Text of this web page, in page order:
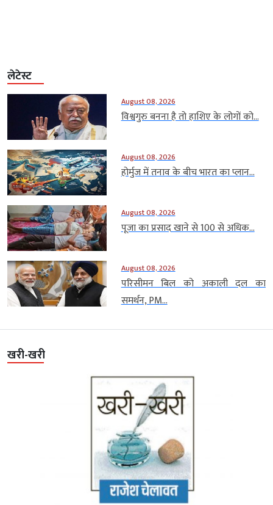
लेटेस्ट
August 08, 2026
विश्वगुरु बनना है तो हाशिए के लोगों को...
August 08, 2026
होर्मुज में तनाव के बीच भारत का प्लान...
August 08, 2026
पूजा का प्रसाद खाने से 100 से अधिक...
August 08, 2026
परिसीमन बिल को अकाली दल का
समर्थन, PM...
खरी-खरी